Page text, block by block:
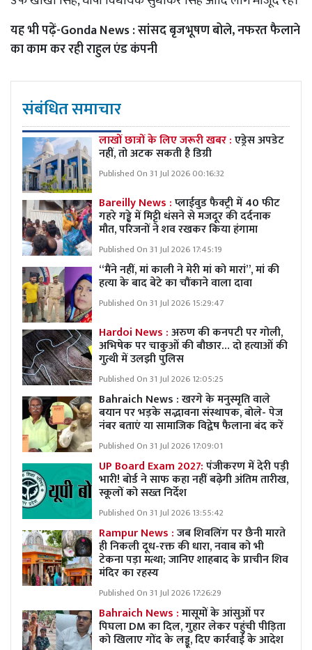
यह भी पढ़ें-Gonda News : सांसद बृजभूषण बोले, नफरत फैलाने
का काम कर रही राहुल एंड कंपनी
संबंधित समाचार
लाखों छात्रों के लिए जरूरी खबर :एड्रेस अपडेट
नहीं, तो अटक सकती है डिग्री
Published On 31 Jul 2026 00:16:32
Bareilly News :प्लाईवुड फैक्ट्री में 40 फीट
गहरे गड्ढे में मिट्टी धंसने से मजदूर की दर्दनाक
मौत, परिजनों ने शव रखकर किया हंगामा
Published On 31 Jul 2026 17:45:19
“मैंने नहीं, मां काली ने मेरी मां को मारां”, मां की
हत्या के बाद बेटे का चौंकाने वाला दावा
Published On 31 Jul 2026 15:29:47
Hardoi News :अरुण की कनपटी पर गोली,
अभिषेक पर चाकुओं की बौछार… दो हत्याओं की
गुत्थी में उलझी पुलिस
Published On 31 Jul 2026 12:05:25
Bahraich News : खरगे के मनुस्मृति वाले
बयान पर भड़के सद्भावना संस्थापक, बोले- पेज
नंबर बताएं या सामाजिक विद्वेष फैलाना बंद करें
Published On 31 Jul 2026 17:09:01
UP Board Exam 2027:पंजीकरण में देरी पड़ी
भारी! बोर्ड ने साफ कहा नहीं बढ़ेगी अंतिम तारीख,
स्कूलों को सख्त निर्देश
Published On 31 Jul 2026 13:55:42
Rampur News :जब शिवलिंग पर छैनी मारते
ही निकली दूध-रक्त की धारा, नवाब को भी
टेकना पड़ा मत्था; जानिए शाहबाद के प्राचीन शिव
मंदिर का रहस्य
Published On 31 Jul 2026 17:26:29
Bahraich News :मासूमों के आंसुओं पर
पिघला DM का दिल, गुहार लेकर पहुंची पीड़िता
को खिलाए गोंद के लड्डू, दिए कार्रवाई के आदेश